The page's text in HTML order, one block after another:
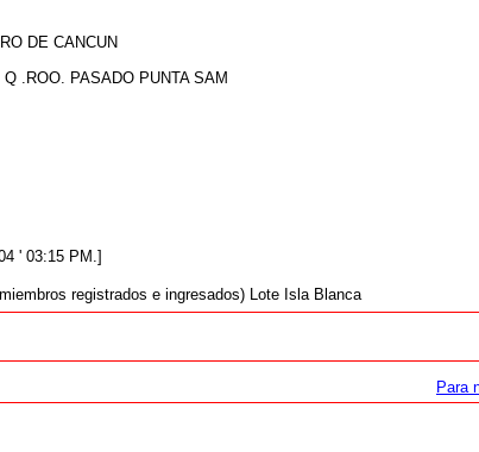
DE CANCUN
.ROO. PASADO PUNTA SAM
' 03:15 PM.]
registrados e ingresados) Lote Isla Blanca
Para